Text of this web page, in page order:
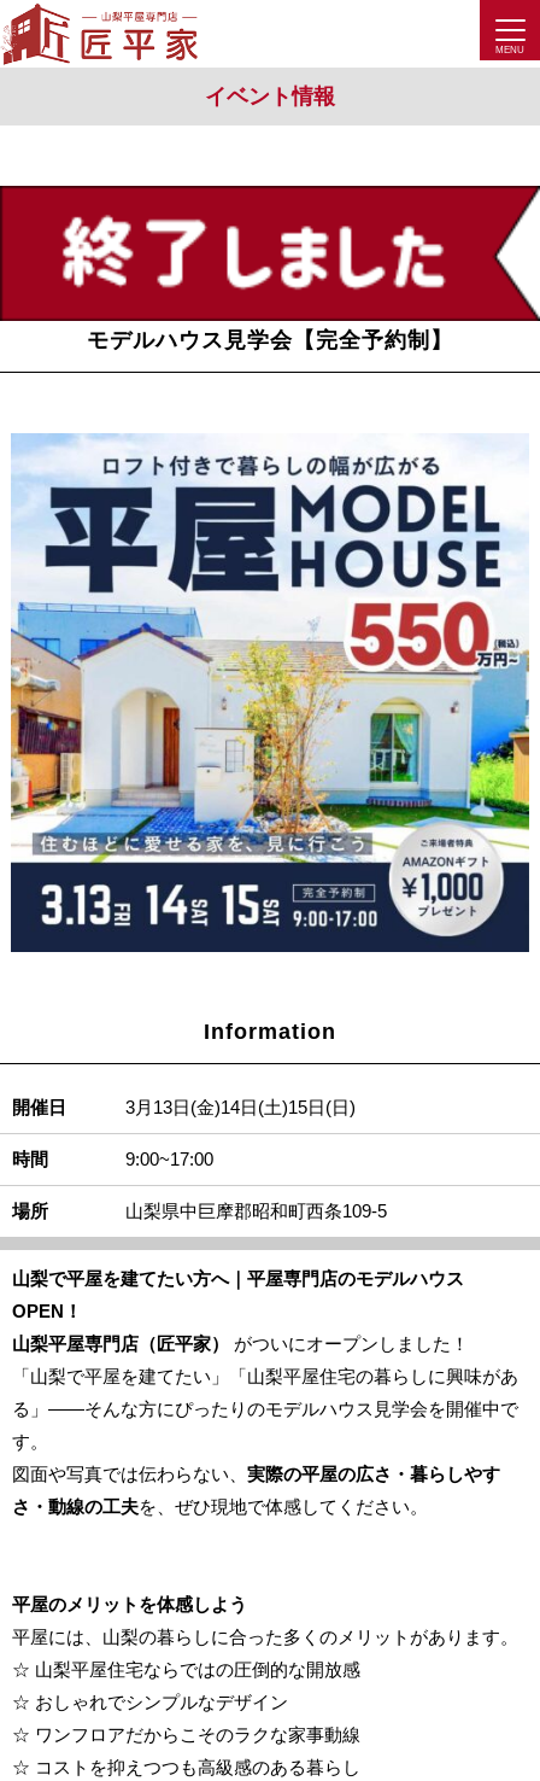
イベント情報
モデルハウス見学会【完全予約制】
Information
開催日 3月13日(金)14日(土)15日(日)
時間 9:00~17:00
場所 山梨県中巨摩郡昭和町西条109-5
山梨で平屋を建てたい方へ｜平屋専門店のモデルハウス
OPEN！
山梨平屋専門店（匠平家）
がついにオープンしました！
「山梨で平屋を建てたい」「山梨平屋住宅の暮らしに興味があ
る」――そんな方にぴったりのモデルハウス見学会を開催中で
す。
図面や写真では伝わらない、 実際の平屋の広さ・暮らしやす
さ・動線の工夫を、ぜひ現地で体感してください。
平屋のメリットを体感しよう
平屋には、山梨の暮らしに合った多くのメリットがあります。
☆ 山梨平屋住宅ならではの圧倒的な開放感
☆ おしゃれでシンプルなデザイン
☆ ワンフロアだからこそのラクな家事動線
☆ コストを抑えつつも高級感のある暮らし